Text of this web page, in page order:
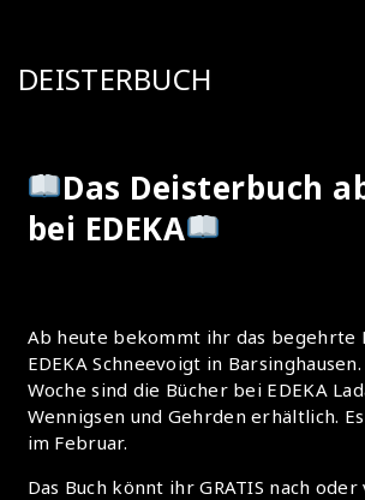
DEISTERBUCH
Das Deisterbuch
bei EDEKA
Ab heute bekommt ihr das begehrte
EDEKA Schneevoigt in
Woche sind die Bücher bei EDEKA
Wennigsen und Gehrden erhältlich.
im Februar.
Das Buch könnt ihr GRATIS nach